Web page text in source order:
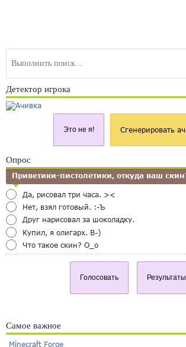
Детектор игрока
Это не я! Сгенерировать
Опрос
Приветики-пистолетики, откуда ваш
Да, рисовал три часа. ><
Нет, взял готовый. :-Ъ
Друг нарисовал за шоколадку.
Купил, я олигарх. B-)
Что такое скин? O_o
Голосовать Результаты
Самое важное
Minecraft Forge